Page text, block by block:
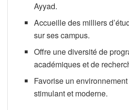
Ayyad.
Accueille des milliers
sur ses campus.
Offre une diversité de
académiques et de
Favorise un
stimulant et moderne.